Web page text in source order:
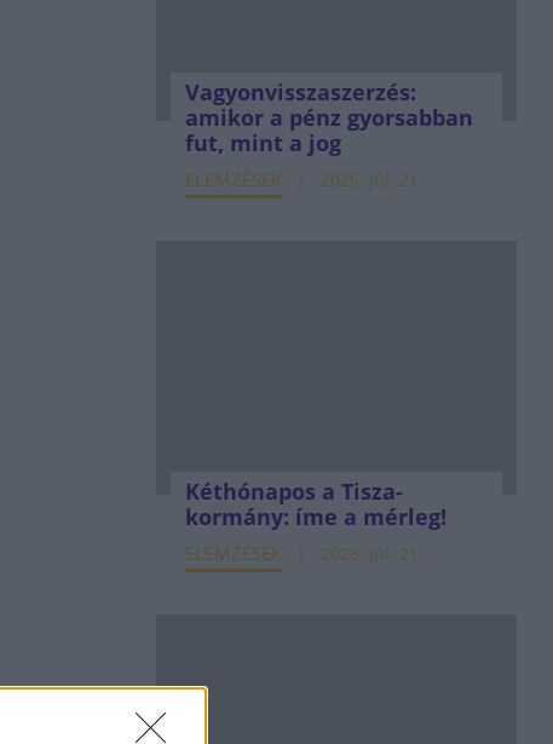
Vagyonvisszaszerzés:
amikor a pénz gyorsabban
fut, mint a jog
ELEMZÉSEK 2026. júl. 21.
Kéthónapos a Tisza-
kormány: íme a mérleg!
ELEMZÉSEK 2026. júl. 21.